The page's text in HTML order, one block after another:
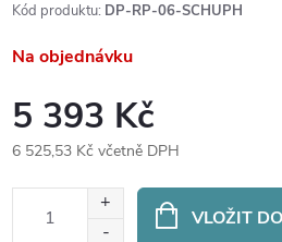
Kód produktu: DP-RP-06-SCHUPH
Na objednávku
5 393 Kč
6 525,53 Kč včetně DPH
VLOŽIT